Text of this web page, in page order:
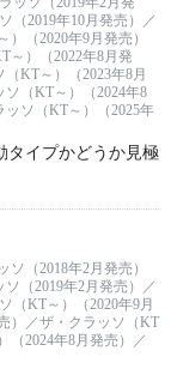
（2019年10月発売）／
（2020年9月発売）
～）（2022年8月発
KT～）（2023年8月
（KT～）（2024年8
ッソ（KT～）（2025年
タイプかどうか見極
（2018年2月発売）
（2019年2月発売）／
（KT～）（2020年9月
）／ザ・クラッソ（KT
（2024年8月発売）／